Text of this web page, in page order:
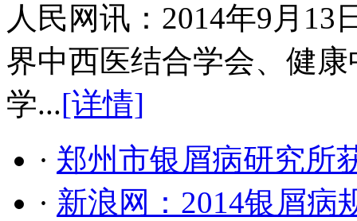
人民网讯：2014年9月
界中西医结合学会、健
学...[详情]
· 郑州市银屑病研究所
· 新浪网：2014银屑病